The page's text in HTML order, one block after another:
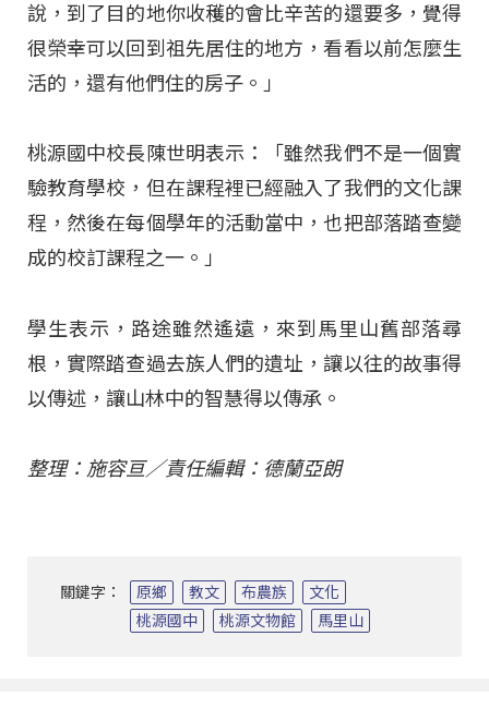
說，到了目的地你收穫的會比辛苦的還要多，覺得
很榮幸可以回到祖先居住的地方，看看以前怎麼生
活的，還有他們住的房子。」
桃源國中校長陳世明表示：「雖然我們不是一個實
驗教育學校，但在課程裡已經融入了我們的文化課
程，然後在每個學年的活動當中，也把部落踏查變
成的校訂課程之一。」
學生表示，路途雖然遙遠，來到馬里山舊部落尋
根，實際踏查過去族人們的遺址，讓以往的故事得
以傳述，讓山林中的智慧得以傳承。
整理：施容亘／責任編輯：德蘭亞朗
關鍵字： 原鄉 教文 布農族
文化
桃源國中
桃源文物館 馬里山